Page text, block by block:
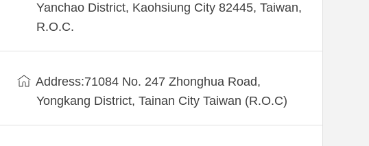
Yanchao District, Kaohsiung City 82445, Taiwan,
R.O.C.
Address:71084 No. 247 Zhonghua Road,
Yongkang District, Tainan City Taiwan (R.O.C)